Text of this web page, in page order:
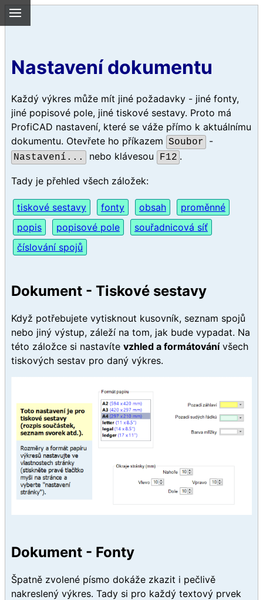
Nastavení dokumentu
Každý výkres může mít jiné požadavky - jiné fonty,
jiné popisové pole, jiné tiskové sestavy. Proto má
ProfiCAD nastavení, které se váže přímo k aktuálnímu
dokumentu. Otevřete ho příkazem Soubor -
Nastavení... nebo klávesou F12 .
Tady je přehled všech záložek:
tiskové sestavy fonty obsah
proměnné
popis
popisové pole
souřadnicová síť
číslování spojů
Dokument - Tiskové sestavy
Když potřebujete vytisknout kusovník, seznam spojů
nebo jiný výstup, záleží na tom, jak bude vypadat. Na
této záložce si nastavíte vzhled a formátovánívšech
tiskových sestav pro daný výkres.
Dokument - Fonty
Špatně zvolené písmo dokáže zkazit i pečlivě
nakreslený výkres. Tady si pro každý textový prvek